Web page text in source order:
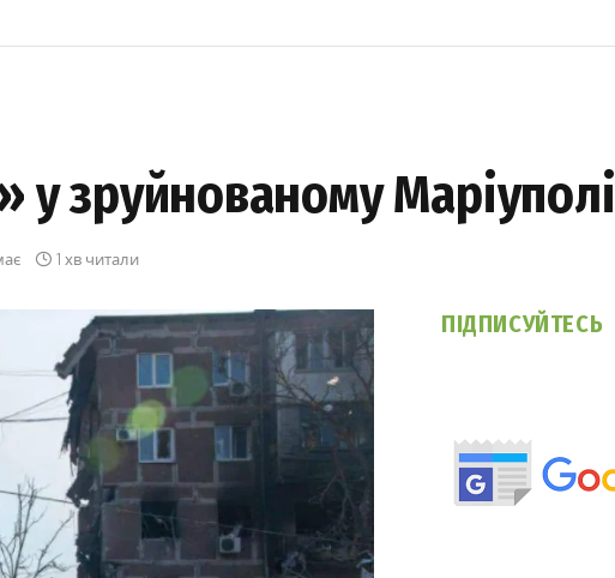
у зруйнованому Маріуполі
1 хв читали
ПІДПИСУЙТЕСЬ